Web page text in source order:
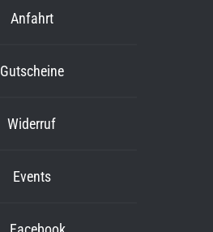
Anfahrt
Gutscheine
Widerruf
Events